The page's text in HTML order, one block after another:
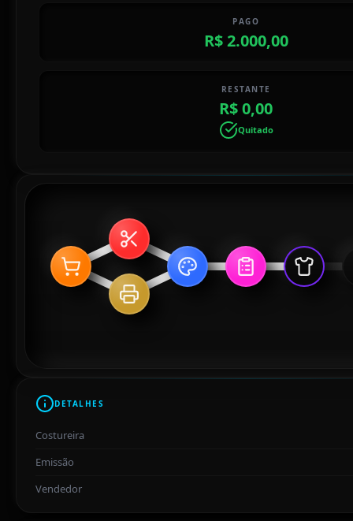
PAGO
R$ 2.000,00
RESTANTE
R$ 0,00
Quitado
DETALHES
Costureira
Emissão
Vendedor